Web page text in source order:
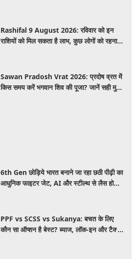
Rashifal 9 August 2026: रविवार को इन
राशियों को मिल सकता है लाभ, कुछ लोगों को रहना
Sawan Pradosh Vrat 2026: प्रदोष व्रत में
किस समय करें भगवान शिव की पूजा? जानें सही मुहूर्त
6th Gen छोड़िये भारत बनाने जा रहा छठी पीढ़ी का
आधुनिक फाइटर जेट, AI और स्टील्थ से लैस होगा
PPF vs SCSS vs Sukanya: बचत के लिए
कौन सा ऑप्शन है बेस्ट? ब्याज, लॉक-इन और टैक्स